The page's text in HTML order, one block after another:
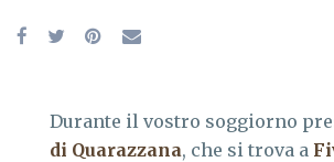
Durante il vostro soggiorno
di Quarazzana, che si trova a